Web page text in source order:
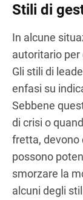
Stili di
In alcune
autoritario
Gli stili di
enfasi su
Sebbene
di crisi o
fretta, devono
possono
smorzare la
alcuni degli